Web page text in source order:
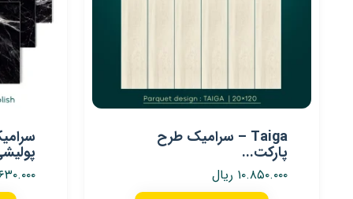
Taiga – سرامیک طرح
پارکت...
۱۰.۸۵۰.۰۰۰ ریال
پولیشی